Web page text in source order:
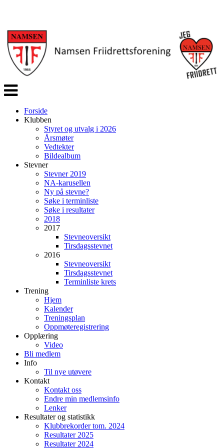
Veksle
navigasjon
Forside
Klubben
Styret og utvalg i 2026
Årsmøter
Vedtekter
Bildealbum
Stevner
Stevner 2019
NA-karusellen
Ny på stevne?
Søke i terminliste
Søke i resultater
2018
2017
Stevneoversikt
Tirsdagsstevnet
2016
Stevneoversikt
Tirsdagsstevnet
Terminliste krets
Trening
Hjem
Kalender
Treningsplan
Oppmøteregistrering
Opplæring
Video
Bli medlem
Info
Til nye utøvere
Kontakt
Kontakt oss
Endre min medlemsinfo
Lenker
Resultater og statistikk
Klubbrekorder tom. 2024
Resultater 2025
Resultater 2024